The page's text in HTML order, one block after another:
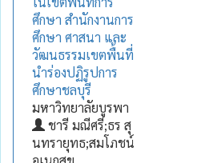
ศึกษา สำนักงานการ
ศึกษา ศาสนา และ
วัฒนธรรมเขตพื้นที่
นำร่องปฏิรูปการ
ศึกษาชลบุรี
มหาวิทยาลัยบูรพา
ชารี มณีศรี;ธร สุ
นทรายุทธ;สมโภชน์